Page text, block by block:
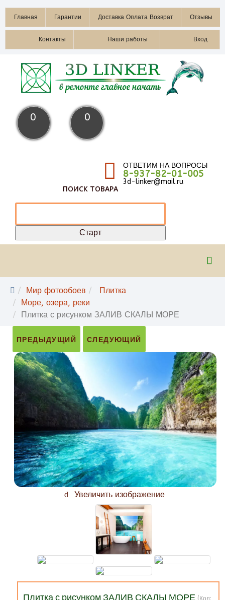
Главная Гарантии Доставка Оплата Возврат Отзывы
Контакты Наши работы Вход
0 0
ОТВЕТИМ НА ВОПРОСЫ
8-937-82-01-005
3d-linker@mail.ru
ПОИСК ТОВАРА
Мир фотообоев
Плитка
Море, озера, реки
Плитка с рисунком ЗАЛИВ СКАЛЫ МОРЕ
ПРЕДЫДУЩИЙ СЛЕДУЮЩИЙ
Увеличить изображение
Плитка с рисунком ЗАЛИВ СКАЛЫ МОРЕ (Код: